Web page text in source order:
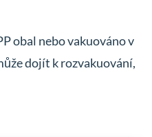
obal nebo vakuováno v
dojít k rozvakuování,